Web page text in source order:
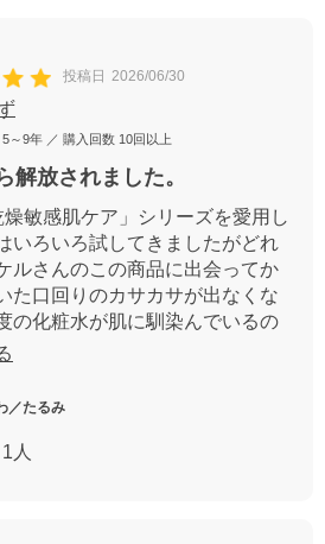
投稿日 2026/06/30
5～9年 ／ 購入回数 10回以上
解放されました。
敏感肌ケア」シリーズを愛用し
いろいろ試してきましたがどれ
ルさんのこの商品に出会ってか
た口回りのカサカサが出なくな
の化粧水が肌に馴染んでいるの
が良いです。もう新たなスキン
／たるみ
1 人